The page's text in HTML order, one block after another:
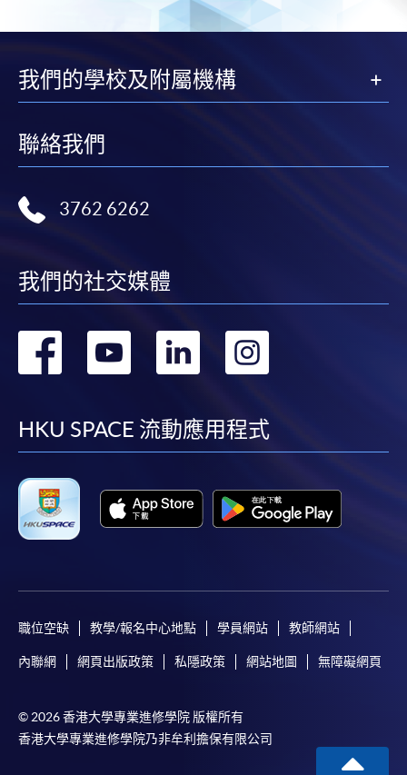
我們的學校及附屬機構
聯絡我們
3762 6262
我們的社交媒體
轉
facebook
轉
youtube
轉
linkedin
HKU SPACE 流動應用程式
職位空缺 教學/報名中心地點 學員網站 教師網站
內聯網 網頁出版政策 私隱政策 網站地圖 無障礙網頁
© 2026 香港大學專業進修學院 版權所有
香港大學專業進修學院乃非牟利擔保有限公司